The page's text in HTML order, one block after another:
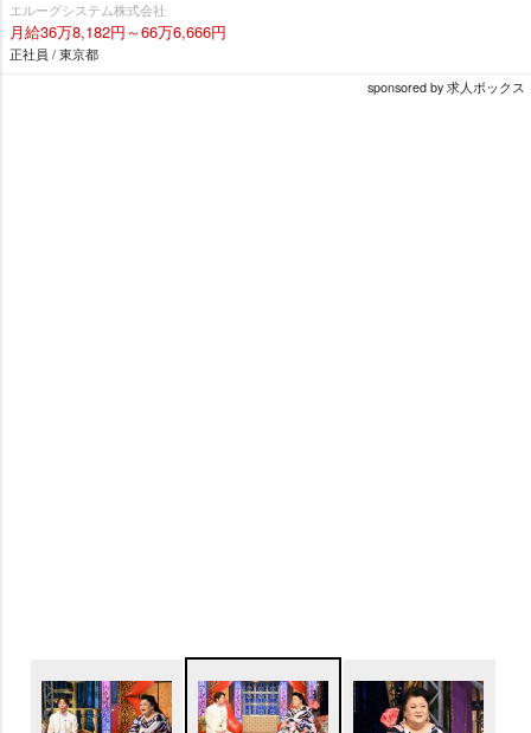
エルーグシステム株式会社
月給36万8,182円～66万6,666円
正社員 / 東京都
sponsored by 求人ボックス